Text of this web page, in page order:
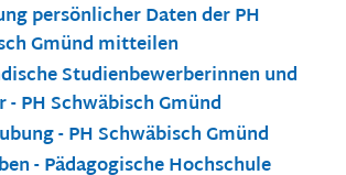
persönlicher Daten der PH
Gmünd mitteilen
Studienbewerberinnen und
- PH Schwäbisch Gmünd
- PH Schwäbisch Gmünd
- Pädagogische Hochschule